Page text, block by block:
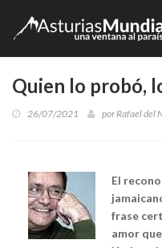
Quien lo probó,
26/07/2021 porRafael del
El
frase
amor